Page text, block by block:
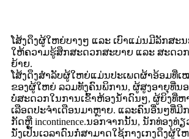
ໂສ້ງດຶງຜູ້ໃຫຍ່ບາງໆ ແລະ ເບົາແມ່ນມີລັກສະນ
ໃຫ້ຄວາມຮູ້ສຶກສະດວກສະບາຍ ແລະ ສະດວ
ຍ້າຍ.
ໂສ້ງດຶງສຳລັບຜູ້ໃຫຍ່ແມ່ນປະເພດຜ້າອ້ອມທີ່ເ
ຂອງຜູ້ໃຫຍ່ ລວມທັງຄົນພິການ, ຜູ້ສູງອາຍຸທີ່ນ
ບໍ່ສະດວກໃນການເຂົ້າຫ້ອງນ້ຳດົນໆ, ຜູ້ຍິງທີ່ຫ
ເລືອດປະຈຳເດືອນມາຫຼາຍ. ແລະຄົນອື່ນໆທີ່ມີ
ກັດຫຼື incontinence.ນອກຈາກນັ້ນ, ນັກທ່ອງທ່
ນັ່ງເປັນເວລາດົນກໍ່ສາມາດໃຊ້ກາງເກງດຶງຜູ້ໃ